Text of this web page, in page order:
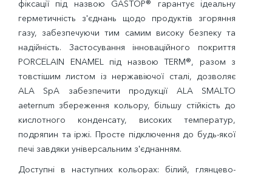
фіксації під назвою GASTOP® гарантує ідеальну
герметичність з'єднань щодо продуктів згоряння
газу, забезпечуючи тим самим високу безпеку та
надійність. Застосування інноваційного покриття
PORCELAIN ENAMEL під назвою TERM®, разом з
товстішим листом із нержавіючої сталі, дозволяє
ALA SpA забезпечити продукції ALA SMALTO
aeternum збереження кольору, більшу стійкість до
кислотного конденсату, високих температур,
подряпин та іржі. Просте підключення до будь-якої
печі завдяки універсальним з'єднанням.
Доступні в наступних кольорах: білий, глянцево-